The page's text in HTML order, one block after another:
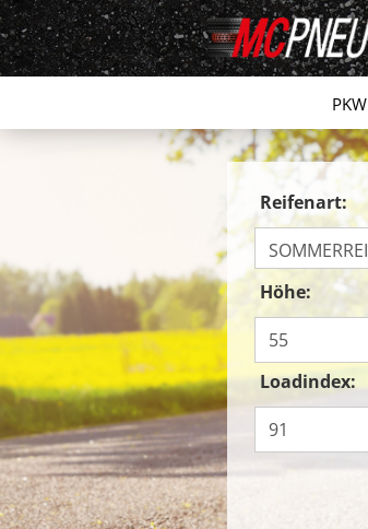
PKW
Reifenart:
Höhe:
Loadindex: